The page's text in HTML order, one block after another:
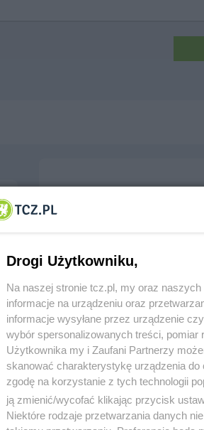
5327823
Kategoria: Handel i usługi
Numer wpisu 1014, wyświetleń: 1351
PRZYBLIŻONA
Drogi Użytkowniku,
Na naszej stronie tcz.pl, my oraz
informacje na urządzeniu oraz
informacje wysyłane przez urządzenie
wybór spersonalizowanych treści, pomiar
Użytkownika my i Zaufani Partnerzy
skanować charakterystykę urządzenia
zgodę na korzystanie z tych technologii
ją zmienić/wycofać klikając przycisk
Niektóre rodzaje przetwarzania danych